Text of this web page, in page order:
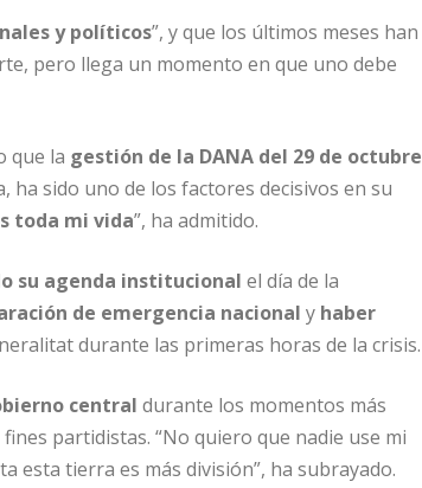
y políticos”, y que los últimos meses han
pero llega un momento en que uno debe
que la gestión de la DANA del 29 de octubre
ha sido uno de los factores decisivos en su
toda mi vida”, ha admitido.
su agenda institucional el día de la
de emergencia nacional y haber
durante las primeras horas de la crisis.
central durante los momentos más
partidistas. “No quiero que nadie use mi
esta tierra es más división”, ha subrayado.